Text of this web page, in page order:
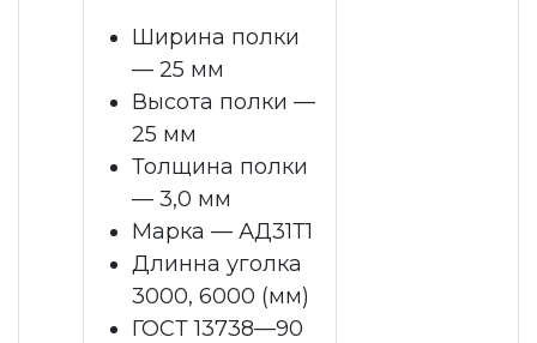
Ширина полки
— 25 мм
Высота полки —
25 мм
Толщина полки
— 3,0 мм
Марка — АД31Т1
Длинна уголка
3000, 6000 (мм)
ГОСТ 13738—90